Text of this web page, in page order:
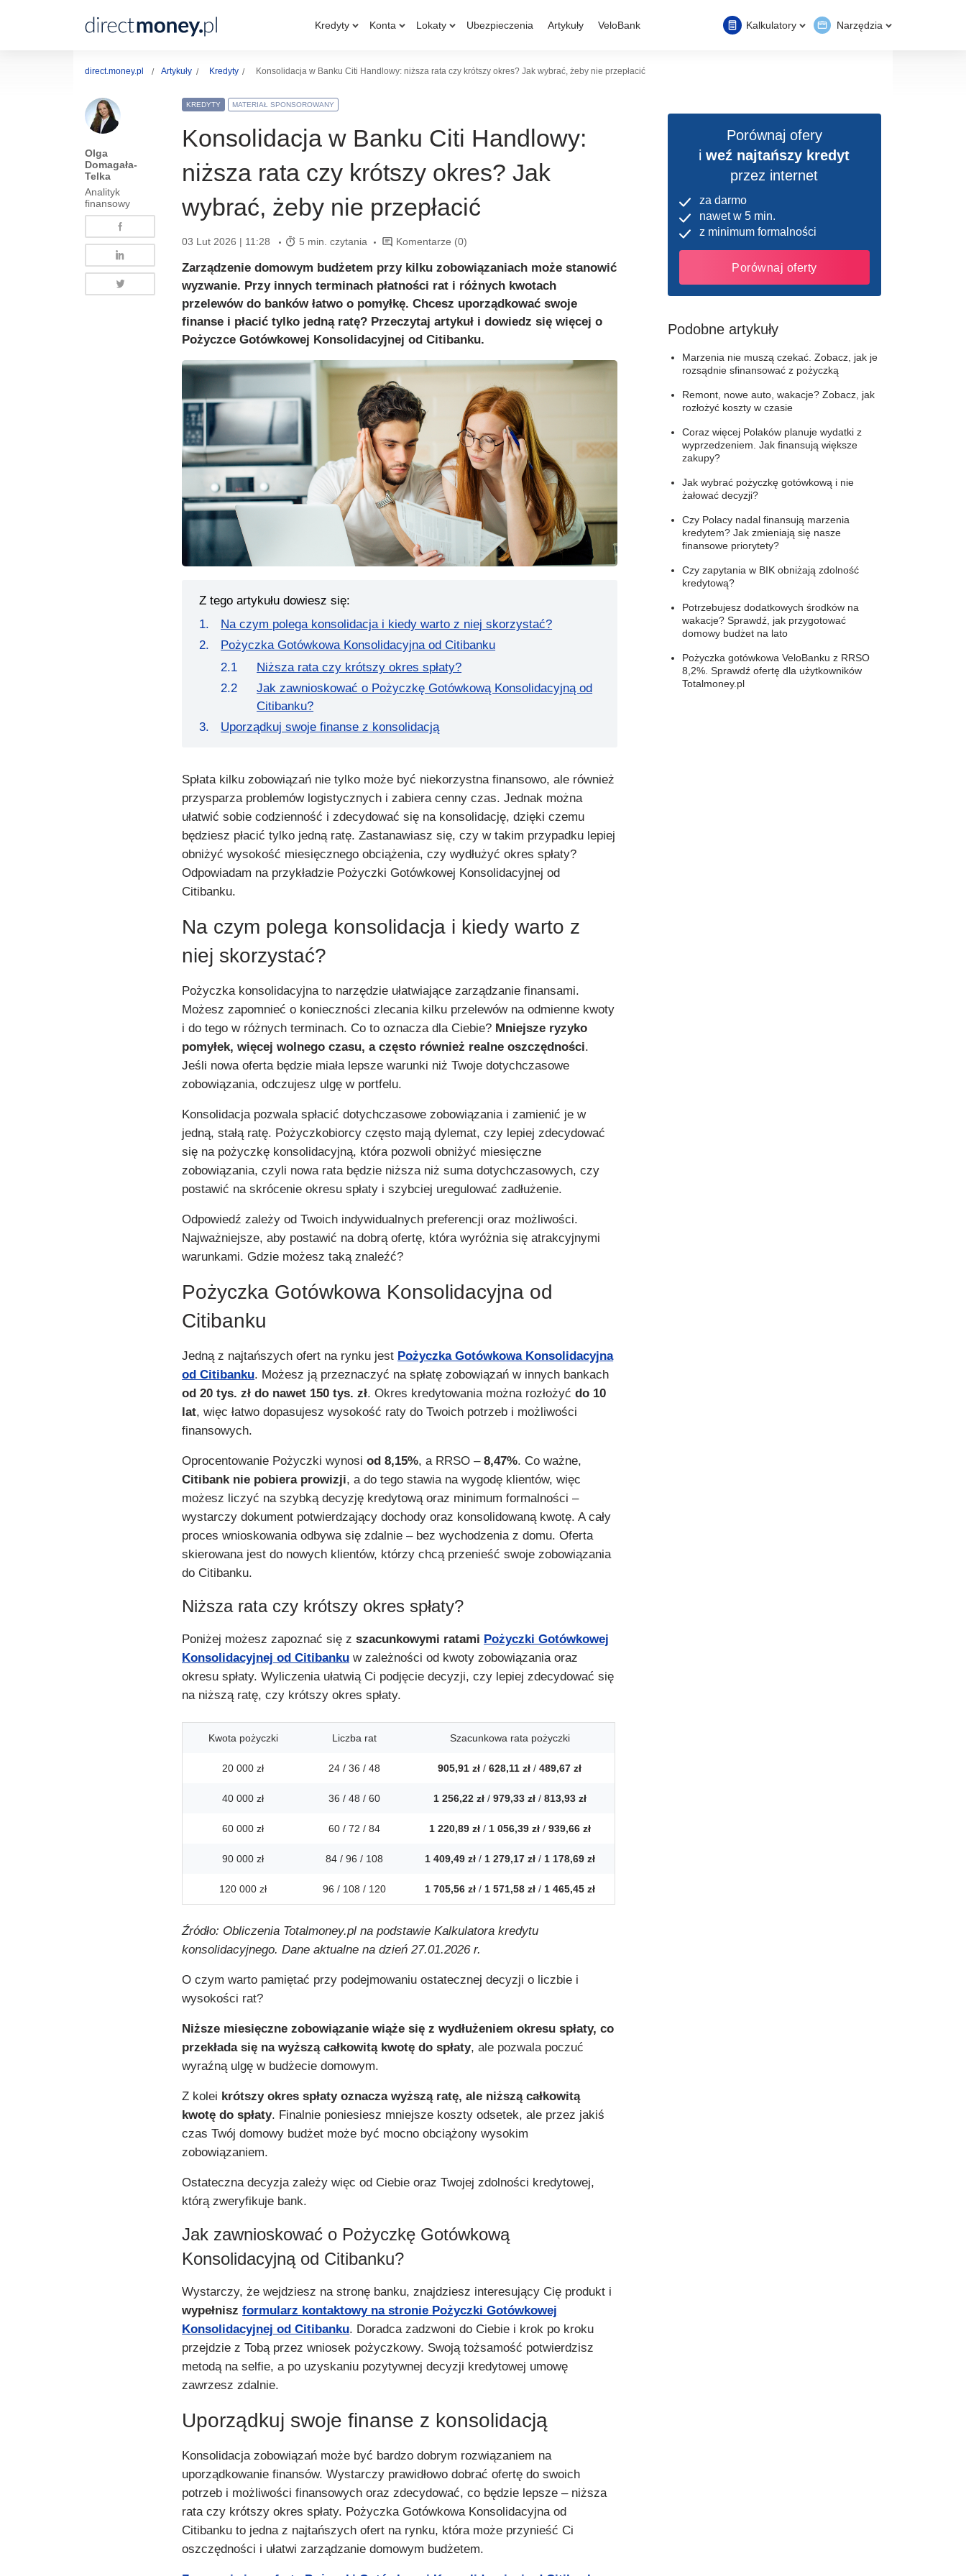
Kredyty Konta Lokaty Ubezpieczenia Artykuły VeloBank Kalkulatory Narzędzia
direct.money.pl Artykuły Kredyty Konsolidacja w Banku Citi Handlowy: niższa rata czy krótszy okres? Jak wybrać, żeby nie przepłacić
Olga
Domagała-
Telka
Analityk
finansowy
KREDYTY MATERIAŁ SPONSOROWANY
Konsolidacja w Banku Citi Handlowy:
niższa rata czy krótszy okres? Jak
wybrać, żeby nie przepłacić
03 Lut 2026 | 11:28 5 min. czytania Komentarze (0)
Zarządzenie domowym budżetem przy kilku zobowiązaniach może stanowić
wyzwanie. Przy innych terminach płatności rat i różnych kwotach
przelewów do banków łatwo o pomyłkę. Chcesz uporządkować swoje
finanse i płacić tylko jedną ratę? Przeczytaj artykuł i dowiedz się więcej o
Pożyczce Gotówkowej Konsolidacyjnej od Citibanku.
Z tego artykułu dowiesz się:
Na czym polega konsolidacja i kiedy warto z niej skorzystać?
Pożyczka Gotówkowa Konsolidacyjna od Citibanku
Niższa rata czy krótszy okres spłaty?
Jak zawnioskować o Pożyczkę Gotówkową Konsolidacyjną od
Citibanku?
Uporządkuj swoje finanse z konsolidacją
Spłata kilku zobowiązań nie tylko może być niekorzystna finansowo, ale również
przysparza problemów logistycznych i zabiera cenny czas. Jednak można
ułatwić sobie codzienność i zdecydować się na konsolidację, dzięki czemu
będziesz płacić tylko jedną ratę. Zastanawiasz się, czy w takim przypadku lepiej
obniżyć wysokość miesięcznego obciążenia, czy wydłużyć okres spłaty?
Odpowiadam na przykładzie Pożyczki Gotówkowej Konsolidacyjnej od
Citibanku.
Na czym polega konsolidacja i kiedy warto z
niej skorzystać?
Pożyczka konsolidacyjna to narzędzie ułatwiające zarządzanie finansami.
Możesz zapomnieć o konieczności zlecania kilku przelewów na odmienne kwoty
i do tego w różnych terminach. Co to oznacza dla Ciebie? Mniejsze ryzyko
pomyłek, więcej wolnego czasu, a często również realne oszczędności.
Jeśli nowa oferta będzie miała lepsze warunki niż Twoje dotychczasowe
zobowiązania, odczujesz ulgę w portfelu.
Konsolidacja pozwala spłacić dotychczasowe zobowiązania i zamienić je w
jedną, stałą ratę. Pożyczkobiorcy często mają dylemat, czy lepiej zdecydować
się na pożyczkę konsolidacyjną, która pozwoli obniżyć miesięczne
zobowiązania, czyli nowa rata będzie niższa niż suma dotychczasowych, czy
postawić na skrócenie okresu spłaty i szybciej uregulować zadłużenie.
Odpowiedź zależy od Twoich indywidualnych preferencji oraz możliwości.
Najważniejsze, aby postawić na dobrą ofertę, która wyróżnia się atrakcyjnymi
warunkami. Gdzie możesz taką znaleźć?
Pożyczka Gotówkowa Konsolidacyjna od
Citibanku
Jedną z najtańszych ofert na rynku jest Pożyczka Gotówkowa Konsolidacyjna
od Citibanku. Możesz ją przeznaczyć na spłatę zobowiązań w innych bankach
od 20 tys. zł do nawet 150 tys. zł. Okres kredytowania można rozłożyćdo 10
lat, więc łatwo dopasujesz wysokość raty do Twoich potrzeb i możliwości
finansowych.
Oprocentowanie Pożyczki wynosiod 8,15%, a RRSO –8,47%. Co ważne,
Citibank nie pobiera prowizji, a do tego stawia na wygodę klientów, więc
możesz liczyć na szybką decyzję kredytową oraz minimum formalności –
wystarczy dokument potwierdzający dochody oraz konsolidowaną kwotę. A cały
proces wnioskowania odbywa się zdalnie – bez wychodzenia z domu. Oferta
skierowana jest do nowych klientów, którzy chcą przenieść swoje zobowiązania
do Citibanku.
Niższa rata czy krótszy okres spłaty?
Poniżej możesz zapoznać się zszacunkowymi ratami Pożyczki Gotówkowej
Konsolidacyjnej od Citibanku w zależności od kwoty zobowiązania oraz
okresu spłaty. Wyliczenia ułatwią Ci podjęcie decyzji, czy lepiej zdecydować się
na niższą ratę, czy krótszy okres spłaty.
Kwota pożyczki Liczba rat Szacunkowa rata pożyczki
20 000 zł 24 / 36 / 48 905,91 zł/ 628,11 zł/489,67 zł
40 000 zł 36 / 48 / 60 1 256,22 zł /979,33 zł /813,93 zł
60 000 zł 60 / 72 / 84 1 220,89 zł / 1 056,39 zł /939,66 zł
90 000 zł 84 / 96 / 108 1 409,49 zł / 1 279,17 zł /1 178,69 zł
120 000 zł 96 / 108 / 120 1 705,56 zł /1 571,58 zł/ 1 465,45 zł
Źródło: Obliczenia Totalmoney.pl na podstawie Kalkulatora kredytu
konsolidacyjnego. Dane aktualne na dzień 27.01.2026 r.
O czym warto pamiętać przy podejmowaniu ostatecznej decyzji o liczbie i
wysokości rat?
Niższe miesięczne zobowiązanie wiąże się z wydłużeniem okresu spłaty, co
przekłada się na wyższą całkowitą kwotę do spłaty, ale pozwala poczuć
wyraźną ulgę w budżecie domowym.
Z kolei krótszy okres spłaty oznacza wyższą ratę, ale niższą całkowitą
kwotę do spłaty. Finalnie poniesiesz mniejsze koszty odsetek, ale przez jakiś
czas Twój domowy budżet może być mocno obciążony wysokim
zobowiązaniem.
Ostateczna decyzja zależy więc od Ciebie oraz Twojej zdolności kredytowej,
którą zweryfikuje bank.
Jak zawnioskować o Pożyczkę Gotówkową
Konsolidacyjną od Citibanku?
Wystarczy, że wejdziesz na stronę banku, znajdziesz interesujący Cię produkt i
wypełniszformularz kontaktowy na stronie Pożyczki Gotówkowej
Konsolidacyjnej od Citibanku. Doradca zadzwoni do Ciebie i krok po kroku
przejdzie z Tobą przez wniosek pożyczkowy. Swoją tożsamość potwierdzisz
metodą na selfie, a po uzyskaniu pozytywnej decyzji kredytowej umowę
zawrzesz zdalnie.
Uporządkuj swoje finanse z konsolidacją
Konsolidacja zobowiązań może być bardzo dobrym rozwiązaniem na
uporządkowanie finansów. Wystarczy prawidłowo dobrać ofertę do swoich
potrzeb i możliwości finansowych oraz zdecydować, co będzie lepsze – niższa
rata czy krótszy okres spłaty. Pożyczka Gotówkowa Konsolidacyjna od
Citibanku to jedna z najtańszych ofert na rynku, która może przynieść Ci
oszczędności i ułatwi zarządzanie domowym budżetem.
Porównaj ofery
iweź najtańszy kredyt
przez internet
za darmo
nawet w 5 min.
z minimum formalności
Porównaj oferty
Podobne artykuły
Marzenia nie muszą czekać. Zobacz, jak je
rozsądnie sfinansować z pożyczką
Remont, nowe auto, wakacje? Zobacz, jak
rozłożyć koszty w czasie
Coraz więcej Polaków planuje wydatki z
wyprzedzeniem. Jak finansują większe
zakupy?
Jak wybrać pożyczkę gotówkową i nie
żałować decyzji?
Czy Polacy nadal finansują marzenia
kredytem? Jak zmieniają się nasze
finansowe priorytety?
Czy zapytania w BIK obniżają zdolność
kredytową?
Potrzebujesz dodatkowych środków na
wakacje? Sprawdź, jak przygotować
domowy budżet na lato
Pożyczka gotówkowa VeloBanku z RRSO
8,2%. Sprawdź ofertę dla użytkowników
Totalmoney.pl